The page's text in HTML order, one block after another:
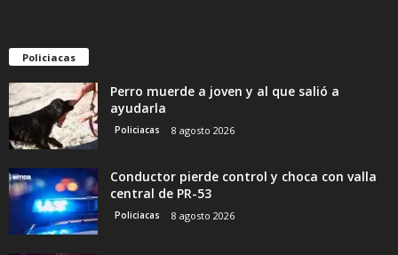
Policiacas
Perro muerde a joven y al que salió a
ayudarla
Policiacas 8 agosto 2026
Conductor pierde control y choca con valla
central de PR-53
Policiacas 8 agosto 2026